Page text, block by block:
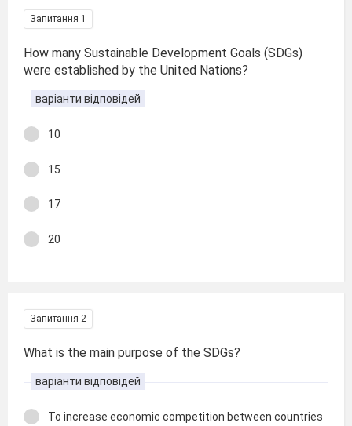
Запитання 1
How many Sustainable Development Goals (SDGs)
were established by the United Nations?
варіанти відповідей
10
15
17
20
Запитання 2
What is the main purpose of the SDGs?
варіанти відповідей
To increase economic competition between countries